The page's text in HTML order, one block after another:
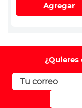
Agregar